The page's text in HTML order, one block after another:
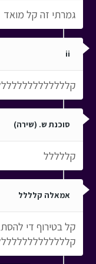
גמרתי זה קל מואד
ii
סוכנת ש. (שירה)
קללללל
אמאלה קלללל
קל בטירוף די